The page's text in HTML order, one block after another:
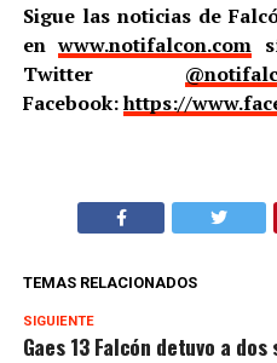
Sigue las noticias de
enwww.notifalcon.com
Twitter
Facebook:https://
TEMAS RELACIONADOS
SIGUIENTE
Gaes 13 Falcón detuvo a